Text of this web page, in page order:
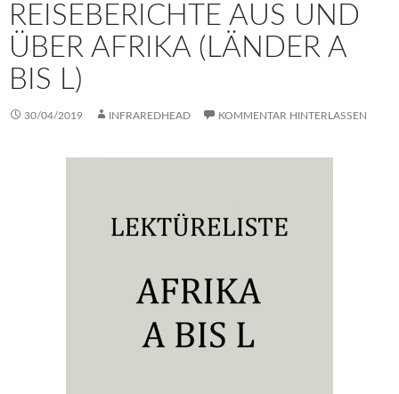
REISEBERICHTE AUS UND
ÜBER AFRIKA (LÄNDER A
BIS L)
30/04/2019 INFRAREDHEAD KOMMENTAR HINTERLASSEN